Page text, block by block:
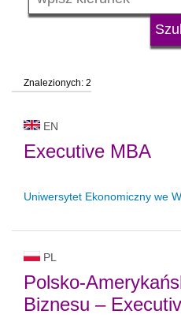
typ uczelni
status uczelni
Znalezionych: 2
EN
Executive MBA
Uniwersytet Ekonomiczny we
PL
Polsko-
Biznesu –